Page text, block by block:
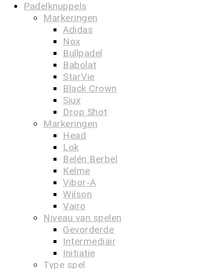
Padelknuppels
Markeringen
Adidas
Nox
Bullpadel
Babolat
StarVie
Black Crown
Siux
Drop Shot
Markeringen
Head
Lok
Belén Berbel
Kelme
Vibor-A
Wilson
Vairo
Niveau van spelen
Gevorderde
Intermediair
Initiatie
Type spel